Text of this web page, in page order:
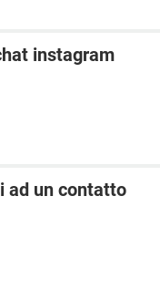
instagram
ad un contatto